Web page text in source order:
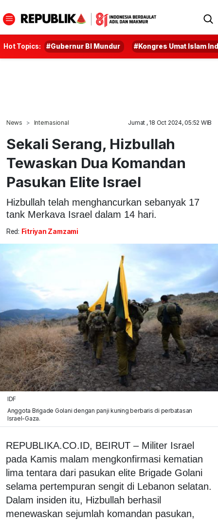
Hot Topics: #Gubernur BI Mundur #Kongres Umat Islam
News Internasional Jumat , 18 Oct 2024, 05:52 WIB
Sekali Serang, Hizbullah
Tewaskan Dua Komandan
Pasukan Elite Israel
Hizbullah telah menghancurkan sebanyak 17
tank Merkava Israel dalam 14 hari.
Red: Fitriyan Zamzami
IDF
Anggota Brigade Golani dengan panji kuning berbaris di perbatasan
Israel-Gaza.
REPUBLIKA.CO.ID, BEIRUT – Militer Israel
pada Kamis malam mengkonfirmasi kematian
lima tentara dari pasukan elite Brigade Golani
selama pertempuran sengit di Lebanon selatan.
Dalam insiden itu, Hizbullah berhasil
menewaskan sejumlah komandan pasukan,